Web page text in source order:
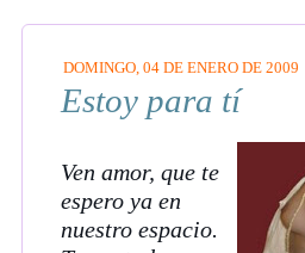
DOMINGO, 04 DE ENERO DE 2009
Estoy para tí
Ven amor, que te
espero ya en
nuestro espacio.